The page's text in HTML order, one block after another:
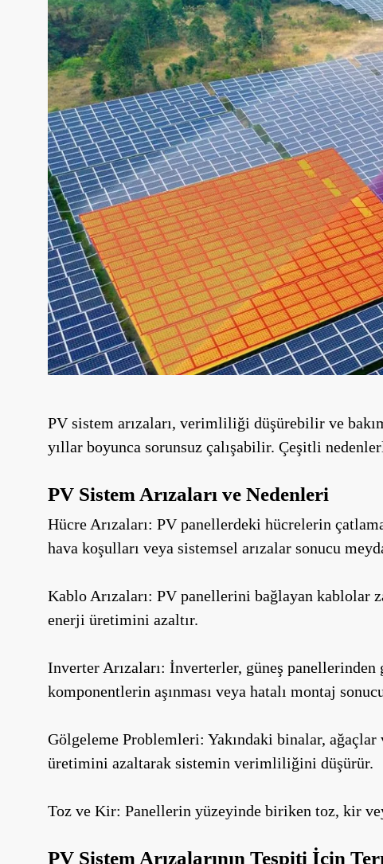
PV sistem arızaları, verimliliği düşürebilir ve
yıllar boyunca sorunsuz çalışabilir. Çeşitli
PV Sistem Arızaları ve Nedenleri
Hücre Arızaları: PV panellerdeki hücrelerin
hava koşulları veya sistemsel arızalar sonucu
Kablo Arızaları: PV panellerini bağlayan kablolar
enerji üretimini azaltır.
Inverter Arızaları: İnverterler, güneş
komponentlerin aşınması veya hatalı montaj
Gölgeleme Problemleri: Yakındaki binalar,
üretimini azaltarak sistemin verimliliğini düşürür.
Toz ve Kir: Panellerin yüzeyinde biriken toz, kir
PV Sistem Arızalarının Tespiti İçin